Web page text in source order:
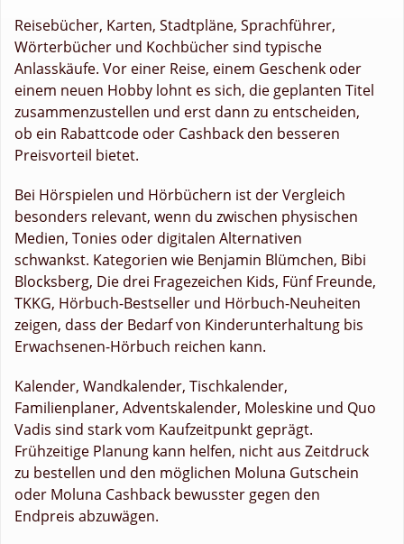
Reisebücher, Karten, Stadtpläne, Sprachführer,
Wörterbücher und Kochbücher sind typische
Anlasskäufe. Vor einer Reise, einem Geschenk oder
einem neuen Hobby lohnt es sich, die geplanten Titel
zusammenzustellen und erst dann zu entscheiden,
ob ein Rabattcode oder Cashback den besseren
Preisvorteil bietet.
Bei Hörspielen und Hörbüchern ist der Vergleich
besonders relevant, wenn du zwischen physischen
Medien, Tonies oder digitalen Alternativen
schwankst. Kategorien wie Benjamin Blümchen, Bibi
Blocksberg, Die drei Fragezeichen Kids, Fünf Freunde,
TKKG, Hörbuch-Bestseller und Hörbuch-Neuheiten
zeigen, dass der Bedarf von Kinderunterhaltung bis
Erwachsenen-Hörbuch reichen kann.
Kalender, Wandkalender, Tischkalender,
Familienplaner, Adventskalender, Moleskine und Quo
Vadis sind stark vom Kaufzeitpunkt geprägt.
Frühzeitige Planung kann helfen, nicht aus Zeitdruck
zu bestellen und den möglichen Moluna Gutschein
oder Moluna Cashback bewusster gegen den
Endpreis abzuwägen.